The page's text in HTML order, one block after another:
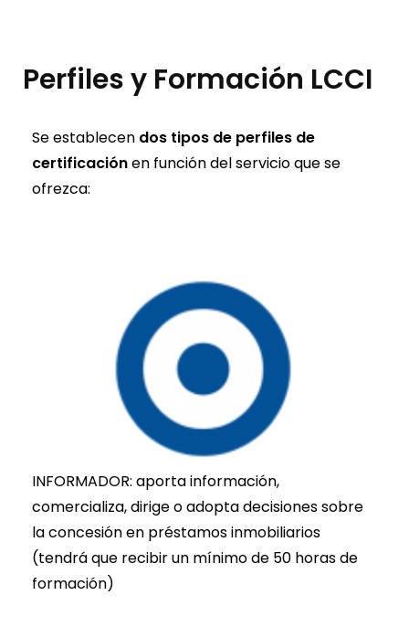
Perfiles y Formación LCCI
Se establecen dos tipos de perfiles de
certificaciónen función del servicio que se
ofrezca:
INFORMADOR: aporta información,
comercializa, dirige o adopta decisiones sobre
la concesión en préstamos inmobiliarios
(tendrá que recibir un mínimo de 50 horas de
formación)